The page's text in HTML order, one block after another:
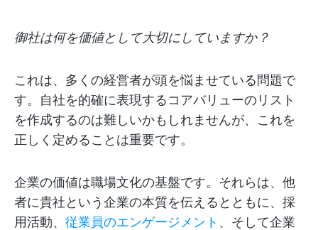
御社は何を価値として大切にしていますか？
これは、多くの経営者が頭を悩ませている問題で
す。自社を的確に表現するコアバリューのリスト
を作成するのは難しいかもしれませんが、これを
正しく定めることは重要です。
企業の価値は職場文化の基盤です。それらは、他
者に貴社という企業の本質を伝えるとともに、採
用活動、 従業員のエンゲージメント 、そして企業